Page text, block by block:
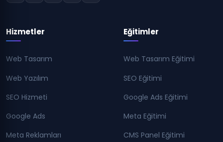
Hizmetler
Web Tasarım
Web Yazılım
SEO Hizmeti
Google Ads
Meta Reklamları
Eğitimler
Web Tasarım Eğitimi
SEO Eğitimi
Google Ads Eğitimi
Meta Eğitimi
CMS Panel Eğitimi